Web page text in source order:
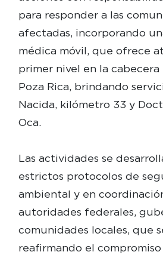
para responder a las
afectadas, incorporando
médica móvil, que ofrece
primer nivel en la
Poza Rica, brindando
Nacida, kilómetro 33 y
Oca.
Las actividades se
estrictos protocolos de
ambiental y en
autoridades federales,
comunidades locales, que
reafirmando el